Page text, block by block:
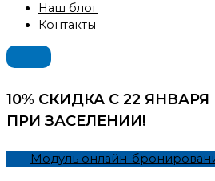
Наш блог
Контакты
10% СКИДКА С 22
ПРИ ЗАСЕЛЕНИИ!
Модуль онлайн-